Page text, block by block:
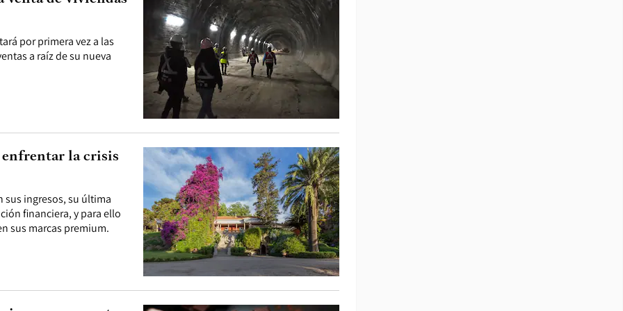
por primera vez a las
a raíz de su nueva
sus ingresos, su última
financiera, y para ello
sus marcas premium.
enfrentar la crisis